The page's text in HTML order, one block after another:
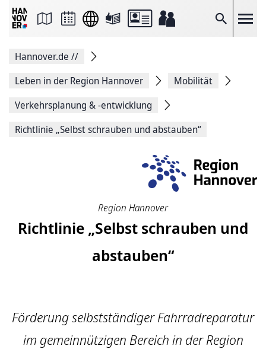
Suche
Seite
Facebook
teilen
Seitenlink
Seite
Hannover.de //
Leben in der Region Hannover
Mobilität
Verkehrsplanung & -entwicklung
Richtlinie „Selbst schrauben und abstauben“
Region Hannover
Richtlinie „Selbst schrauben und
abstauben“
Förderung selbstständiger Fahrradreparatur
im gemeinnützigen Bereich in der Region